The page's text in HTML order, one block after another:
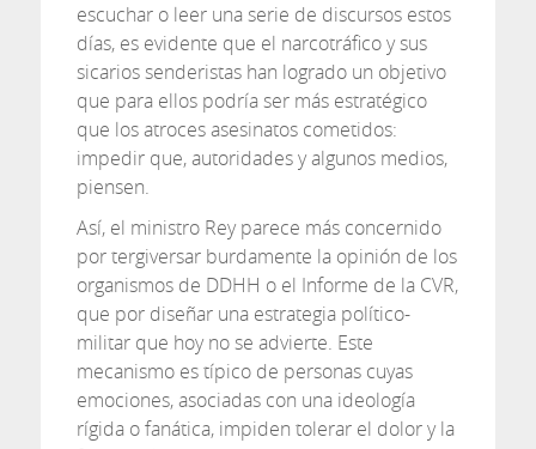
escuchar o leer una serie de discursos estos
días, es evidente que el narcotráfico y sus
sicarios senderistas han logrado un objetivo
que para ellos podría ser más estratégico
que los atroces asesinatos cometidos:
impedir que, autoridades y algunos medios,
piensen.
Así, el ministro Rey parece más concernido
por tergiversar burdamente la opinión de los
organismos de DDHH o el Informe de la CVR,
que por diseñar una estrategia político-
militar que hoy no se advierte. Este
mecanismo es típico de personas cuyas
emociones, asociadas con una ideología
rígida o fanática, impiden tolerar el dolor y la